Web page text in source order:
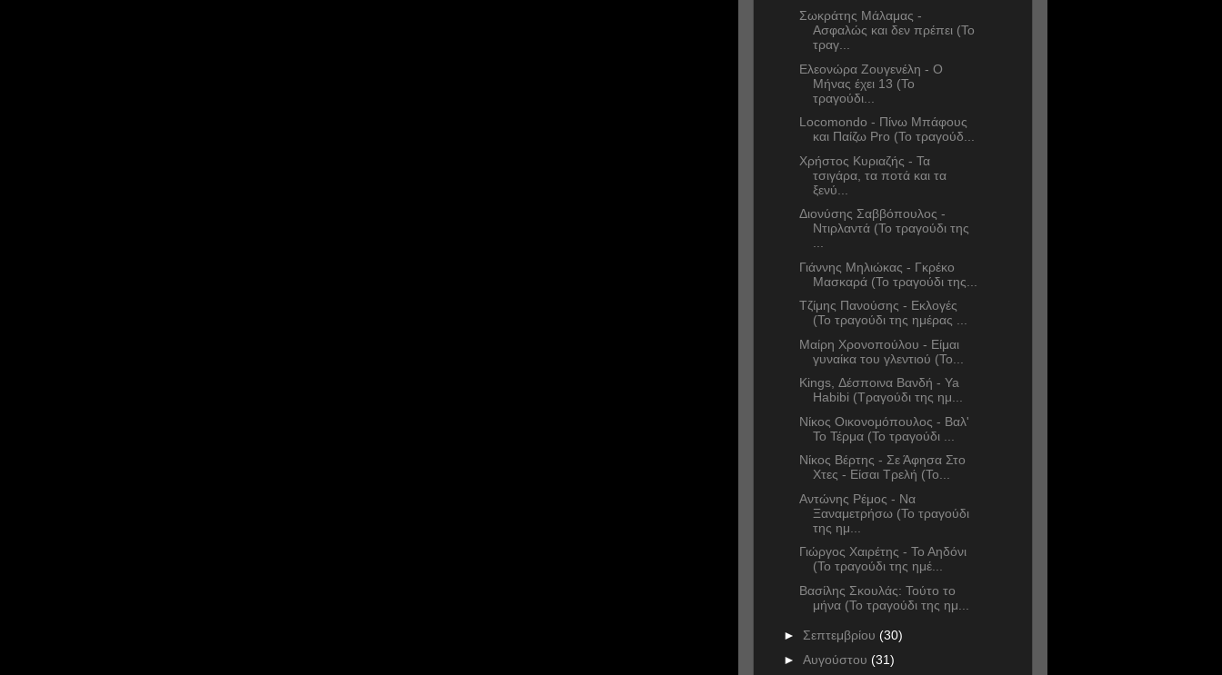
Σωκράτης Μάλαμας -
Ασφαλώς και δεν πρέπει (Το
τραγ...
Ελεονώρα Ζουγενέλη - Ο
Μήνας έχει 13 (Το
τραγούδι...
Locomondo - Πίνω Μπάφους
και Παίζω Pro (Το τραγούδ...
Χρήστος Κυριαζής - Τα
τσιγάρα, τα ποτά και τα
ξενύ...
Διονύσης Σαββόπουλος -
Ντιρλαντά (Το τραγούδι της
Γιάννης Μηλιώκας - Γκρέκο
Μασκαρά (Το τραγούδι της...
Τζίμης Πανούσης - Εκλογές
(Το τραγούδι της ημέρας ...
Μαίρη Χρονοπούλου - Είμαι
γυναίκα του γλεντιού (Το...
Kings, Δέσποινα Βανδή - Ya
Habibi (Τραγούδι της ημ...
Νίκος Οικονομόπουλος - Βαλ'
Το Τέρμα (Το τραγούδι ...
Νίκος Βέρτης - Σε Άφησα Στο
Χτες - Είσαι Τρελή (Το...
Αντώνης Ρέμος - Να
Ξαναμετρήσω (Το τραγούδι
της ημ...
Γιώργος Χαιρέτης - Το Αηδόνι
(Το τραγούδι της ημέ...
Βασίλης Σκουλάς: Τούτο το
μήνα (Το τραγούδι της ημ...
► Σεπτεμβρίου (30)
► Αυγούστου (31)